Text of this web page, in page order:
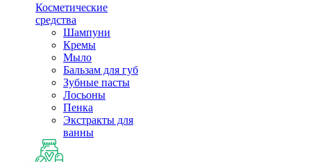
Косметические
средства
Шампуни
Кремы
Мыло
Бальзам для губ
Зубные пасты
Лосьоны
Пенка
Экстракты для
ванны